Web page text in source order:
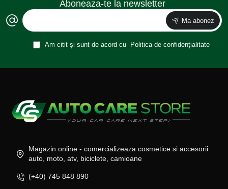
Aboneaza-te la newsletter
Ma abonez
Am citit și sunt de acord cu Politica de confidențialitate
Magazin online - comercializeaza cosmetice si accesorii
auto, moto, atv, biciclete, camioane
(+40) 745 848 890